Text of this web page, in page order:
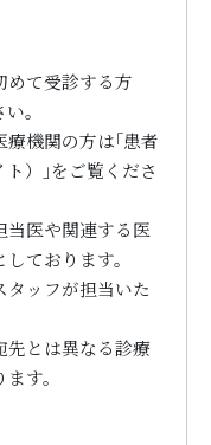
めて受診する方
。
機関の方は｢患者
）｣をご覧くださ
当医や関連する医
ております。
ッフが担当いた
先とは異なる診療
す。